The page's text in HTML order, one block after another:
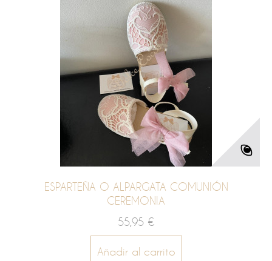
ESPARTEÑA O ALPARGATA COMUNIÓN
CEREMONIA
55,95 €
Añadir al carrito